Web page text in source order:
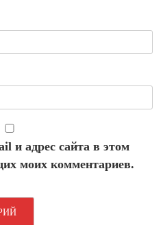
и адрес сайта в этом
моих комментариев.